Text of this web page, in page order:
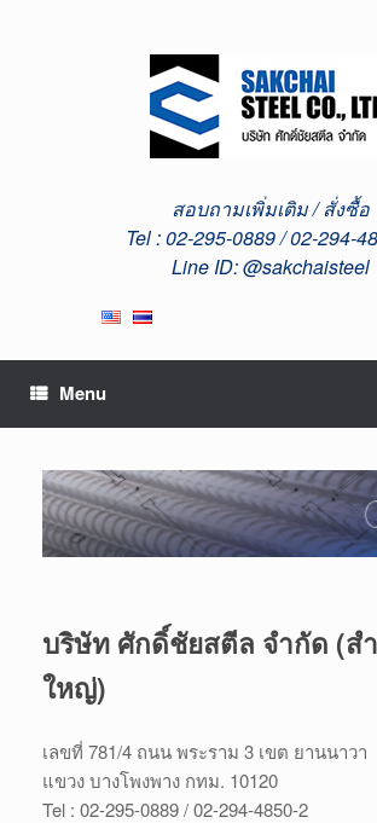
สอบถามเพิ่มเติม / สั่งซื้อ
Tel : 02-295-0889 / 02-294-
Line ID: @sakchaisteel
Menu
บริษัท ศักดิ์ชัยสตีล จำกัด (ส
ใหญ่)
เลขที่ 781/4 ถนน พระราม 3 เขต ยานนาวา
แขวง บางโพงพาง กทม. 10120
Tel : 02-295-0889 / 02-294-4850-2